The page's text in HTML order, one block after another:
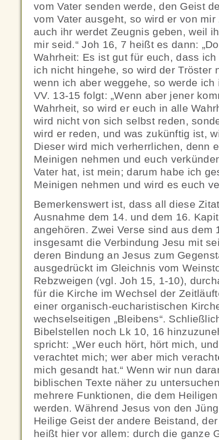
vom Vater senden werde, den Geist
vom Vater ausgeht, so wird er von
auch ihr werdet Zeugnis geben, weil
mir seid.“ Joh 16, 7 heißt es dann:
Wahrheit: Es ist gut für euch, dass
ich nicht hingehe, so wird der Tröster
wenn ich aber weggehe, so werde
VV. 13-15 folgt: „Wenn aber jener
Wahrheit, so wird er euch in alle
wird nicht von sich selbst reden,
wird er reden, und was zukünftig ist,
Dieser wird mich verherrlichen, denn
Meinigen nehmen und euch
Vater hat, ist mein; darum habe ich
Meinigen nehmen und wird es euch
Bemerkenswert ist, dass all diese
Ausnahme dem 14. und dem 16.
angehören. Zwei Verse sind aus
insgesamt die Verbindung Jesu mit
deren Bindung an Jesus zum
ausgedrückt im Gleichnis vom
Rebzweigen (vgl. Joh 15, 1-10),
für die Kirche im Wechsel der
einer organisch-eucharistischen
wechselseitigen „Bleibens“.
Bibelstellen noch Lk 10, 16
spricht: „Wer euch hört, hört mich,
verachtet mich; wer aber mich
mich gesandt hat.“ Wenn wir nun
biblischen Texte näher zu
mehrere Funktionen, die dem
werden. Während Jesus von den
Heilige Geist der andere Beistand,
heißt hier vor allem: durch die ganze